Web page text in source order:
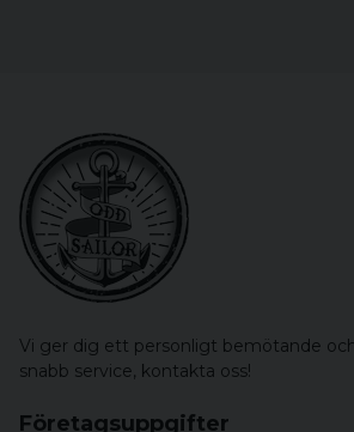
Vi ger dig ett personligt bemötande
snabb service, kontakta oss!
Företagsuppgifter